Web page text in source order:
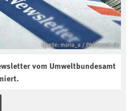
Quelle: maria_a / Photocase.de
vom Umweltbundesamt